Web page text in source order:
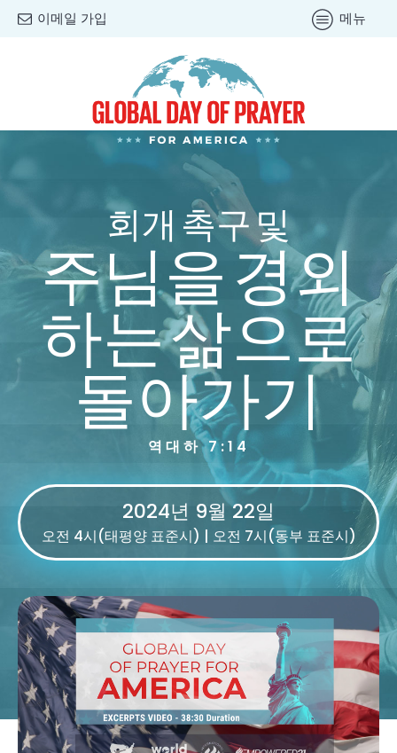
이메일 가입 메뉴
회개 촉구 및
주님을 경외
하는 삶으로
돌아가기
역대하 7:14
2024년 9월 22일
오전 4시(태평양 표준시) | 오전 7시(동부 표준시)